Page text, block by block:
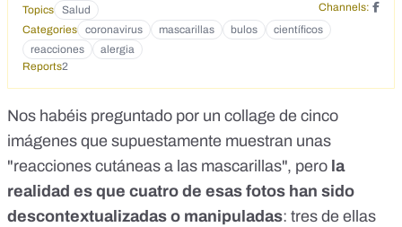
Topics Salud
Channels:
Categories
coronavirus mascarillas bulos
científicos
reacciones
alergia
Reports2
Nos habéis preguntado por un collage de cinco
imágenes que supuestamente muestran unas
"reacciones cutáneas a las mascarillas", pero la
realidad es que cuatro de esas fotos han sido
descontextualizadas o manipuladas: tres de ellas